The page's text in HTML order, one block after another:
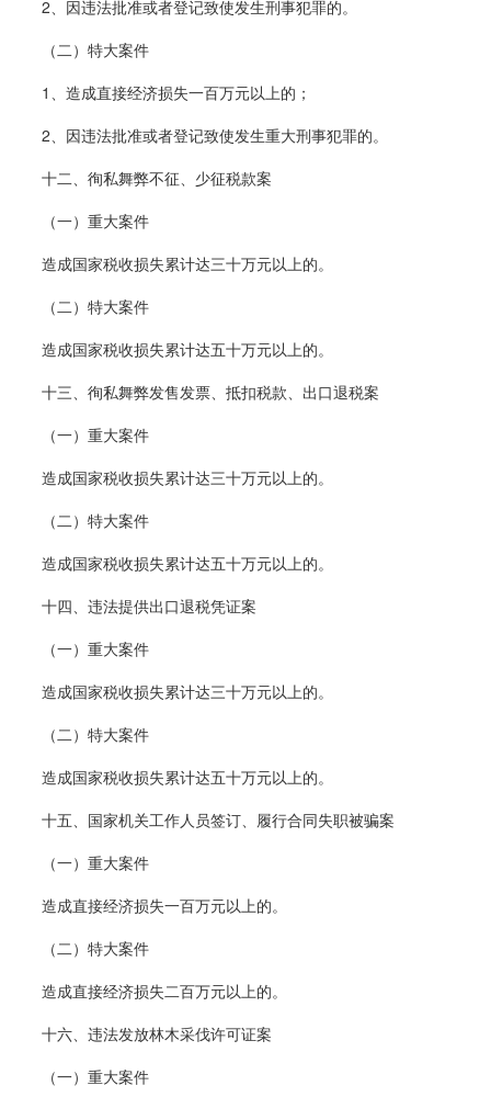
2、因违法批准或者登记致使发生刑事犯罪的。
（二）特大案件
1、造成直接经济损失一百万元以上的；
2、因违法批准或者登记致使发生重大刑事犯罪的。
十二、徇私舞弊不征、少征税款案
（一）重大案件
造成国家税收损失累计达三十万元以上的。
（二）特大案件
造成国家税收损失累计达五十万元以上的。
十三、徇私舞弊发售发票、抵扣税款、出口退税案
（一）重大案件
造成国家税收损失累计达三十万元以上的。
（二）特大案件
造成国家税收损失累计达五十万元以上的。
十四、违法提供出口退税凭证案
（一）重大案件
造成国家税收损失累计达三十万元以上的。
（二）特大案件
造成国家税收损失累计达五十万元以上的。
十五、国家机关工作人员签订、履行合同失职被骗案
（一）重大案件
造成直接经济损失一百万元以上的。
（二）特大案件
造成直接经济损失二百万元以上的。
十六、违法发放林木采伐许可证案
（一）重大案件